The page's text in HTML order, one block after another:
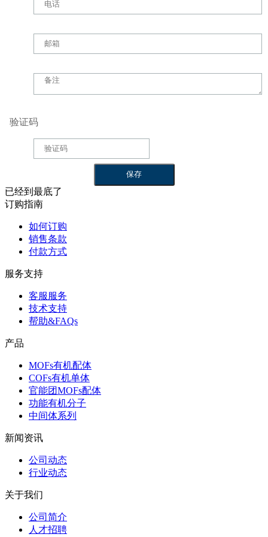
验证码
已经到最底了
订购指南
如何订购
销售条款
付款方式
服务支持
客服服务
技术支持
帮助&FAQs
产品
MOFs有机配体
COFs有机单体
官能团MOFs配体
功能有机分子
中间体系列
新闻资讯
公司动态
行业动态
关于我们
公司简介
人才招聘